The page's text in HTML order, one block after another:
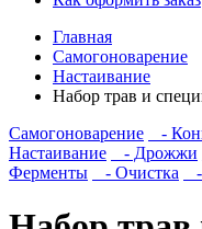
Главная
Самогоноварение
Настаивание
Набор трав и
Самогоноварение
-
Настаивание
- Дрожжи
Ферменты
- Очистка -